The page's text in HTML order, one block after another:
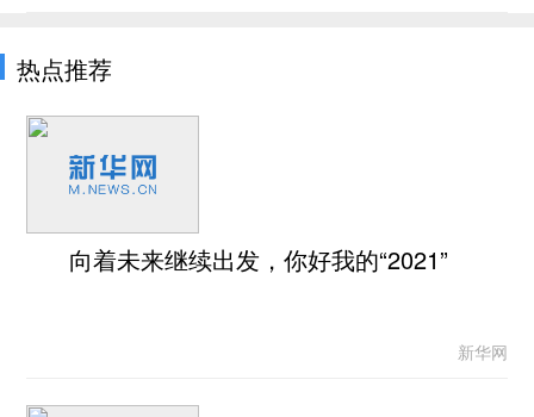
热点推荐
向着未来继续出发，你好我的“2021”
新华网